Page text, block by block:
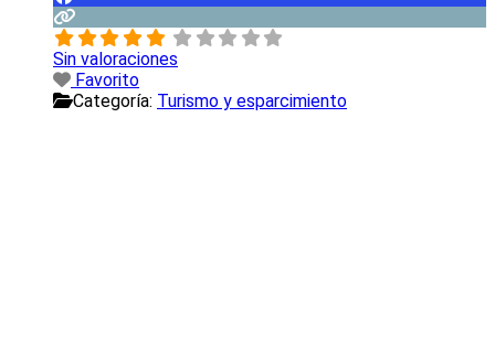
Sin valoraciones
Favorito
Categoría: Turismo y esparcimiento